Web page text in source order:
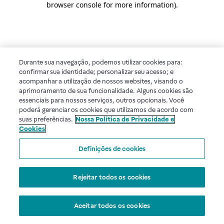
browser console for more information).
Durante sua navegação, podemos utilizar cookies para:
confirmar sua identidade; personalizar seu acesso; e
acompanhar a utilização de nossos websites, visando o
aprimoramento de sua funcionalidade. Alguns cookies são
essenciais para nossos serviços, outros opcionais. Você
poderá gerenciar os cookies que utilizamos de acordo com
suas preferências. Nossa Política de Privacidade e
Cookies
Definições de cookies
Rejeitar todos os cookies
Aceitar todos os cookies